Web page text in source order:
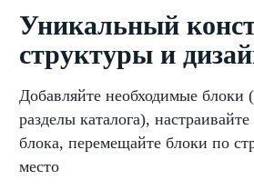
Уникальный
структуры и
Добавляйте необходимые блоки
разделы каталога),
блока, перемещайте блоки по
место